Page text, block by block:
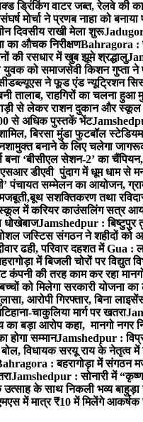
वाटर जब्त, रेलवे की
मोर्चा ने प्रणब नाहा को बनाया
दिवसीय राखी मेला शुरू
का औचक निरीक्षणBahragora :
की रसधार में खुब झूमे श्रद्धालु
को समाजसेवी किशन गुप्ता ने
ने फूड एंड न्यूट्रिशन
तालाब, राहगिरों का चलना हुआ
से लेकर राशन दुकान और स्कूल
से अधिक पुस्तकें भेंट
बिरसा मुंडा फुटबॉल
नशामुक्त बनाने के लिए चलेगा
‘बीसीएल सेशन-2’ का
डीएवी पुंदाग में धूम धाम से
पंचायत सम्मेलन का आयोजन,
सशक्तिकरण तथा
में करियर काउंसलिंग सत्र
धोखेबाजJamshedpur : बिष्टुपुर
जस्टिस संगठन ने शहीदों को
ढही, परिवार दहशत मेंGua :
में बिजली चोरों पर विद्युत
कंपनी की तरह काम कर रहा
को मिलेगा सरकारी योजना का
आरोपी गिरफ्तार, बिना
चाकुलिया मार्ग पर खतरा
बड़ा आरोप कहा, मानगो नगर
होगा सम्मानJamshedpur :
विधायक सरयू राय के नेतृत्व में
: बहरागोड़ा में संगठन
Jamshedpur : सोनारी में
के साथ निकली भव्य बाहुड़ा
में मात्र ₹10 में मिलेंगे आकर्षक